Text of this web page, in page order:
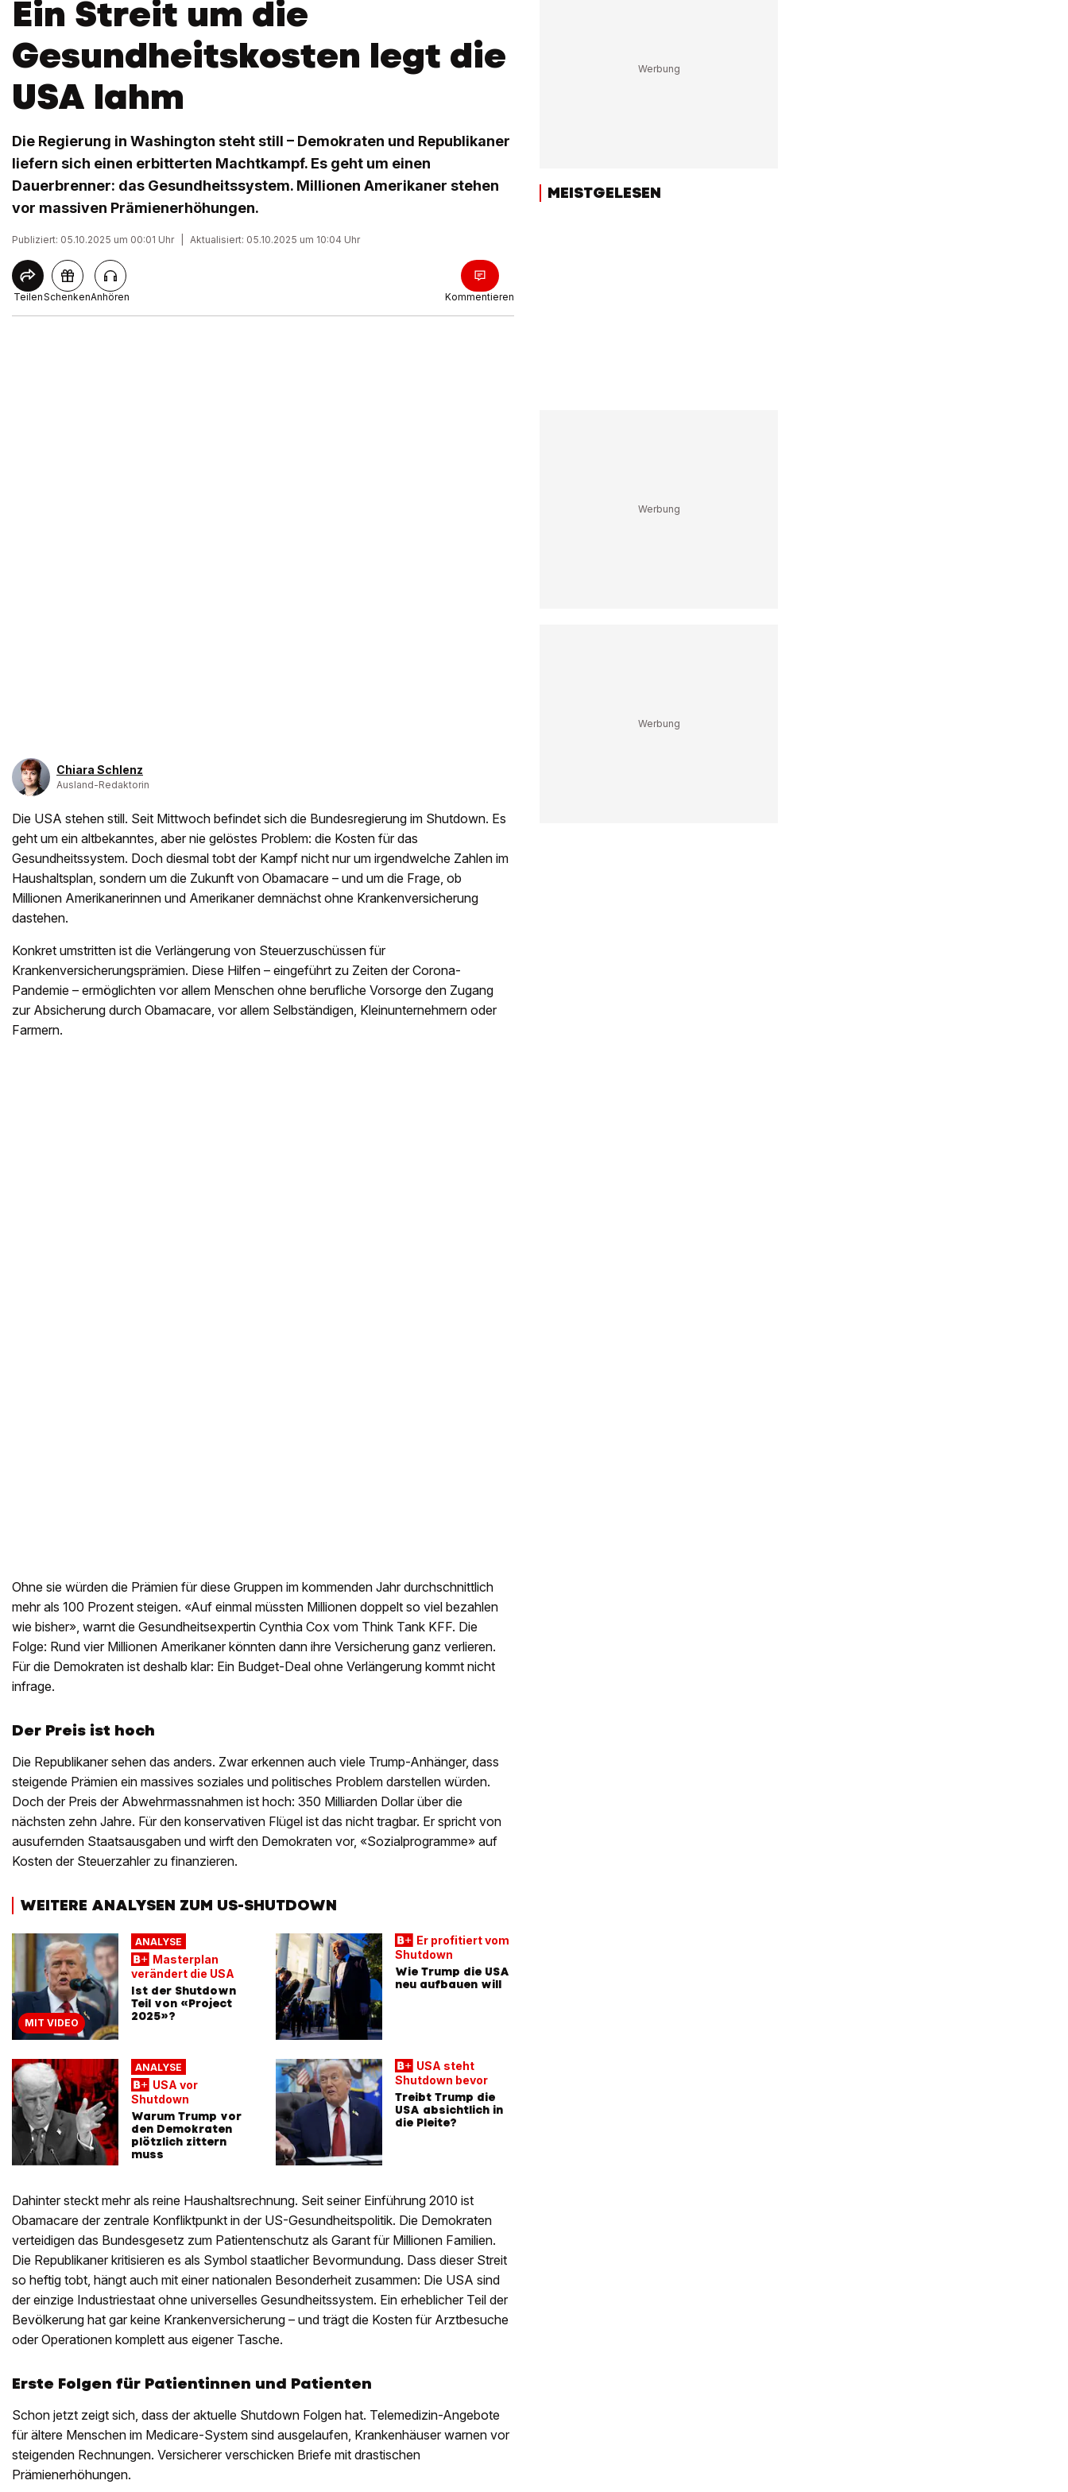
Ein Streit um die
Gesundheitskosten legt die
USA lahm
Die Regierung in Washington steht still – Demokraten und Republikaner
liefern sich einen erbitterten Machtkampf. Es geht um einen
Dauerbrenner: das Gesundheitssystem. Millionen Amerikaner stehen
vor massiven Prämienerhöhungen.
Publiziert: 05.10.2025 um 00:01 Uhr Aktualisiert: 05.10.2025 um 10:04 Uhr
TeilenSchenkenAnhören Kommentieren
Chiara Schlenz
Ausland-Redaktorin
Die USA stehen still. Seit Mittwoch befindet sich die Bundesregierung im Shutdown. Es
geht um ein altbekanntes, aber nie gelöstes Problem: die Kosten für das
Gesundheitssystem. Doch diesmal tobt der Kampf nicht nur um irgendwelche Zahlen im
Haushaltsplan, sondern um die Zukunft von Obamacare – und um die Frage, ob
Millionen Amerikanerinnen und Amerikaner demnächst ohne Krankenversicherung
dastehen.
Konkret umstritten ist die Verlängerung von Steuerzuschüssen für
Krankenversicherungsprämien. Diese Hilfen – eingeführt zu Zeiten der Corona-
Pandemie – ermöglichten vor allem Menschen ohne berufliche Vorsorge den Zugang
zur Absicherung durch Obamacare, vor allem Selbständigen, Kleinunternehmern oder
Farmern.
Ohne sie würden die Prämien für diese Gruppen im kommenden Jahr durchschnittlich
mehr als 100 Prozent steigen. «Auf einmal müssten Millionen doppelt so viel bezahlen
wie bisher», warnt die Gesundheitsexpertin Cynthia Cox vom Think Tank KFF. Die
Folge: Rund vier Millionen Amerikaner könnten dann ihre Versicherung ganz verlieren.
Für die Demokraten ist deshalb klar: Ein Budget-Deal ohne Verlängerung kommt nicht
infrage.
Der Preis ist hoch
Die Republikaner sehen das anders. Zwar erkennen auch viele Trump-Anhänger, dass
steigende Prämien ein massives soziales und politisches Problem darstellen würden.
Doch der Preis der Abwehrmassnahmen ist hoch: 350 Milliarden Dollar über die
nächsten zehn Jahre. Für den konservativen Flügel ist das nicht tragbar. Er spricht von
ausufernden Staatsausgaben und wirft den Demokraten vor, «Sozialprogramme» auf
Kosten der Steuerzahler zu finanzieren.
WEITERE ANALYSEN ZUM US-SHUTDOWN
MIT VIDEO
ANALYSE
Masterplan
verändert die USA
Ist der Shutdown
Teil von «Project
2025»?
ANALYSE
USA vor
Shutdown
Warum Trump vor
den Demokraten
plötzlich zittern
muss
Er profitiert vom
Shutdown
Wie Trump die USA
neu aufbauen will
USA steht
Shutdown bevor
Treibt Trump die
USA absichtlich in
die Pleite?
Dahinter steckt mehr als reine Haushaltsrechnung. Seit seiner Einführung 2010 ist
Obamacare der zentrale Konfliktpunkt in der US-Gesundheitspolitik. Die Demokraten
verteidigen das Bundesgesetz zum Patientenschutz als Garant für Millionen Familien.
Die Republikaner kritisieren es als Symbol staatlicher Bevormundung. Dass dieser Streit
so heftig tobt, hängt auch mit einer nationalen Besonderheit zusammen: Die USA sind
der einzige Industriestaat ohne universelles Gesundheitssystem. Ein erheblicher Teil der
Bevölkerung hat gar keine Krankenversicherung – und trägt die Kosten für Arztbesuche
oder Operationen komplett aus eigener Tasche.
Erste Folgen für Patientinnen und Patienten
Schon jetzt zeigt sich, dass der aktuelle Shutdown Folgen hat. Telemedizin-Angebote
für ältere Menschen im Medicare-System sind ausgelaufen, Krankenhäuser warnen vor
steigenden Rechnungen. Versicherer verschicken Briefe mit drastischen
Prämienerhöhungen.
MEISTGELESEN